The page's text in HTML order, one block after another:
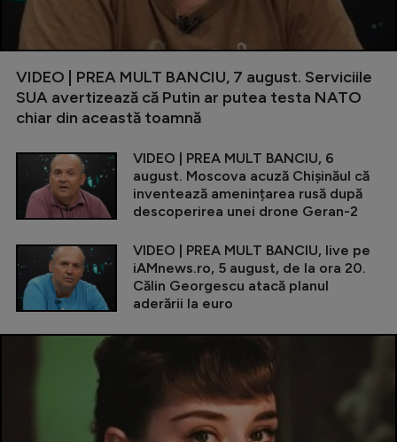
VIDEO | PREA MULT BANCIU, 7 august. Serviciile
SUA avertizează că Putin ar putea testa NATO
chiar din această toamnă
VIDEO | PREA MULT BANCIU, 6
august. Moscova acuză Chișinăul că
inventează amenințarea rusă după
descoperirea unei drone Geran-2
VIDEO | PREA MULT BANCIU, live pe
iAMnews.ro, 5 august, de la ora 20.
Călin Georgescu atacă planul
aderării la euro